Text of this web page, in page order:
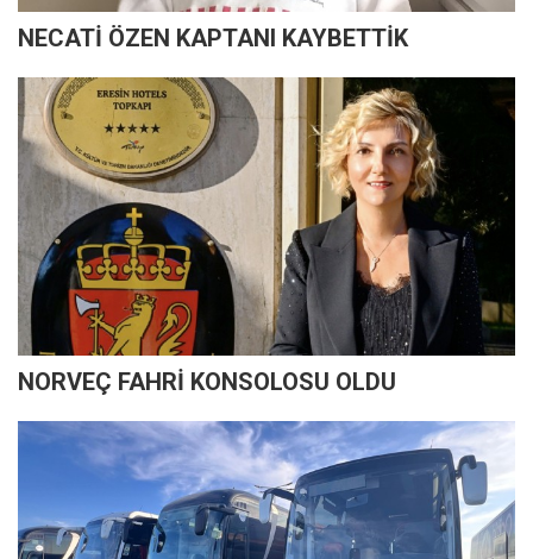
NECATİ ÖZEN KAPTANI KAYBETTİK
NORVEÇ FAHRİ KONSOLOSU OLDU